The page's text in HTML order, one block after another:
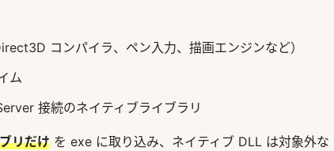
コンパイラ、ペン入力、描画エンジンなど）
ム
接続のネイティブライブラリ
リだけ を exe に取り込み、ネイティブ DLL は対象外な